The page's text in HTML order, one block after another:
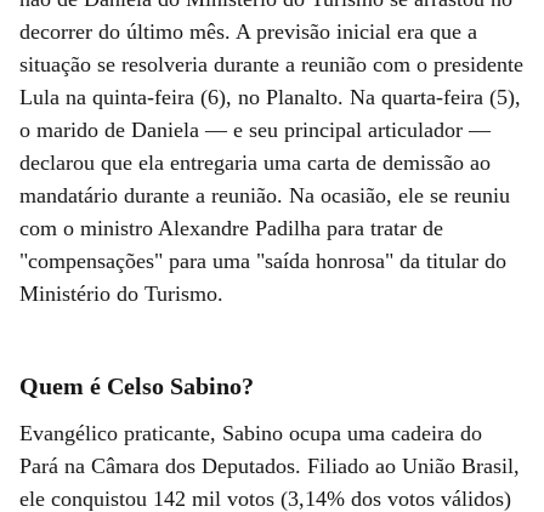
decorrer do último mês. A previsão inicial era que a
situação se resolveria durante a reunião com o presidente
Lula na quinta-feira (6), no Planalto. Na quarta-feira (5),
o marido de Daniela — e seu principal articulador —
declarou que ela entregaria uma carta de demissão ao
mandatário durante a reunião. Na ocasião, ele se reuniu
com o ministro Alexandre Padilha para tratar de
"compensações" para uma "saída honrosa" da titular do
Ministério do Turismo.
Quem é Celso Sabino?
Evangélico praticante, Sabino ocupa uma cadeira do
Pará na Câmara dos Deputados. Filiado ao União Brasil,
ele conquistou 142 mil votos (3,14% dos votos válidos)